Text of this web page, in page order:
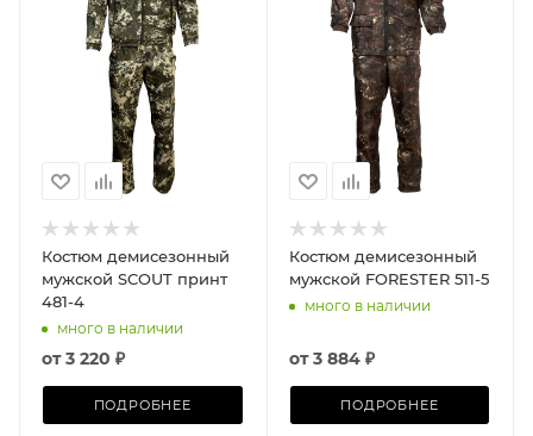
Костюм демисезонный
мужской SCOUT принт
481-4
много в наличии
от3 220 ₽
ПОДРОБНЕЕ
Костюм демисезонный
мужской FORESTER 511-5
много в наличии
от3 884 ₽
ПОДРОБНЕЕ